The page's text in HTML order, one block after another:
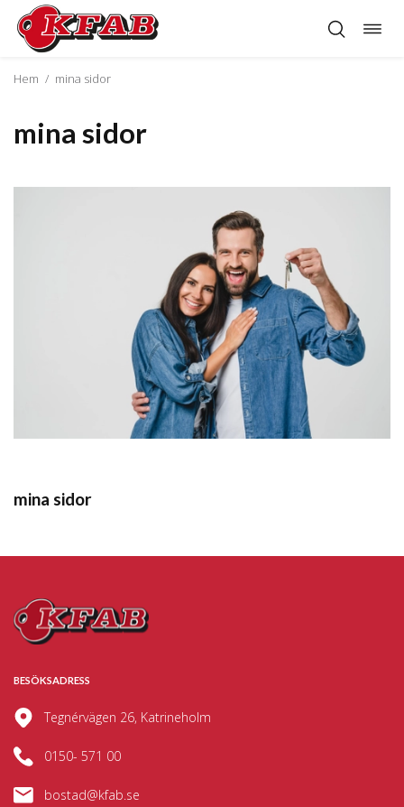
Hoppa
innehåll
Hem / mina sidor
mina sidor
mina sidor
BESÖKSADRESS
Tegnérvägen 26, Katrineholm
0150- 571 00
bostad@kfab.se